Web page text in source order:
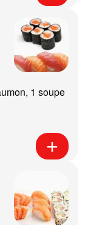
1 soupe